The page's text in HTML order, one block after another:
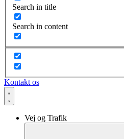
Search in title
Search in content
Kontakt os
Vej og Trafik